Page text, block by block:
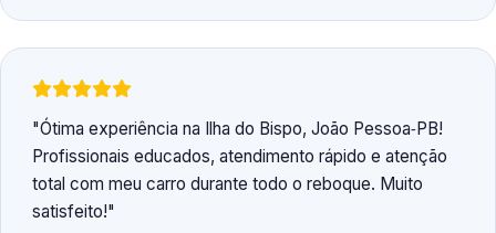
Ótima experiência na Ilha do Bispo, João Pessoa‑PB!
Profissionais educados, atendimento rápido e atenção
total com meu carro durante todo o reboque. Muito
satisfeito!